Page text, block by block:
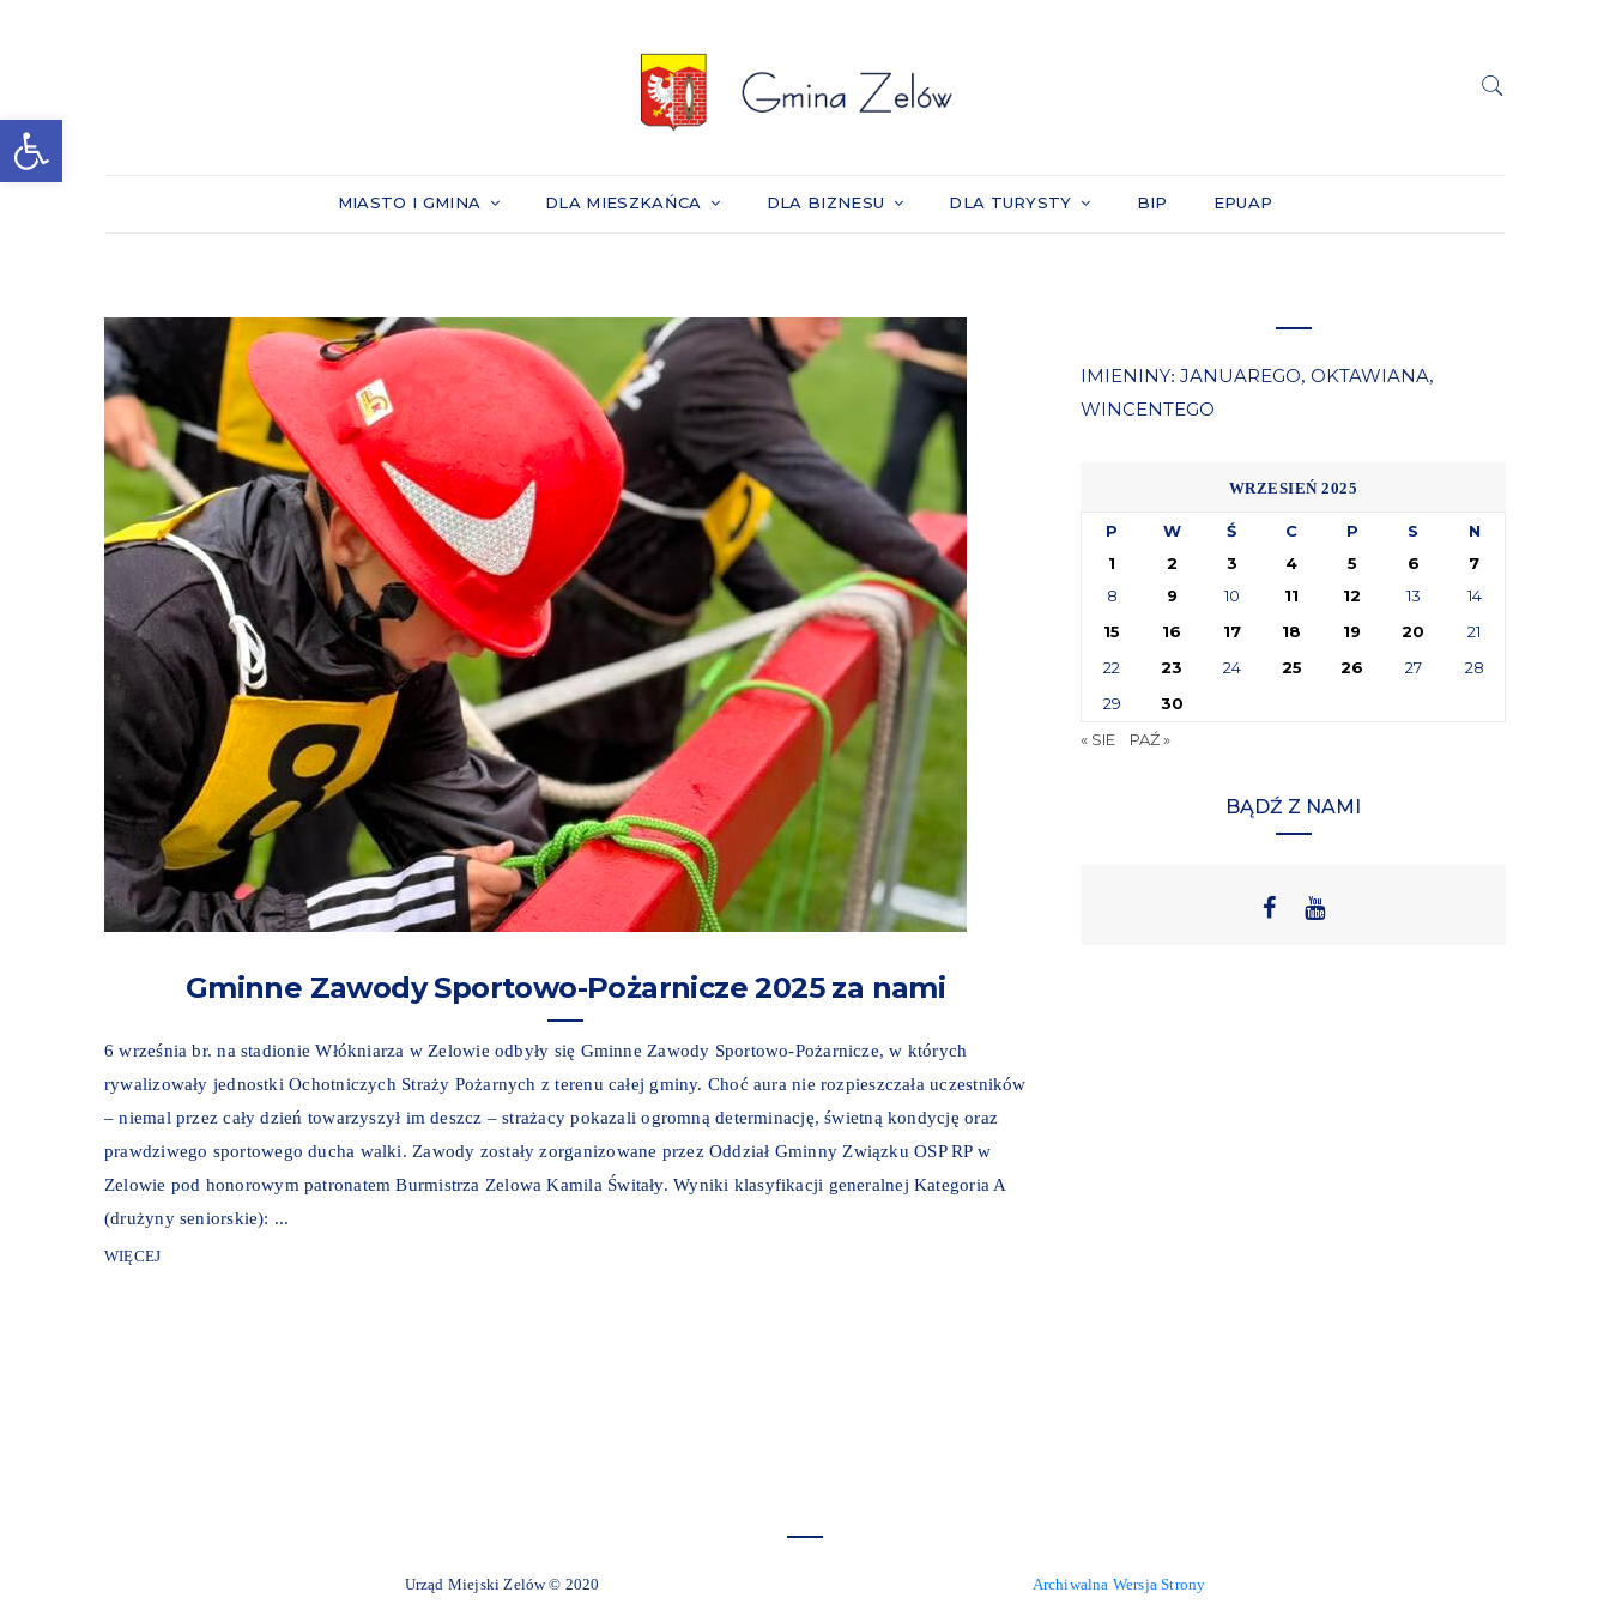
Otwórz pasek narzędzi
MIASTO I GMINA DLA MIESZKAŃCA DLA BIZNESU DLA TURYSTY BIP EPUAP
Gminne Zawody Sportowo-Pożarnicze 2025 za nami
6 września br. na stadionie Włókniarza w Zelowie odbyły się Gminne Zawody Sportowo-Pożarnicze, w których
rywalizowały jednostki Ochotniczych Straży Pożarnych z terenu całej gminy. Choć aura nie rozpieszczała uczestników
– niemal przez cały dzień towarzyszył im deszcz – strażacy pokazali ogromną determinację, świetną kondycję oraz
prawdziwego sportowego ducha walki. Zawody zostały zorganizowane przez Oddział Gminny Związku OSP RP w
Zelowie pod honorowym patronatem Burmistrza Zelowa Kamila Świtały. Wyniki klasyfikacji generalnej Kategoria A
(drużyny seniorskie): ...
WIĘCEJ
IMIENINY: JANUAREGO, OKTAWIANA,
WINCENTEGO
WRZESIEŃ 2025
P W Ś C P S
N
1
2 3 4 5 6
7
8
9 10 11 12 13
14
15
16 17 18 19 20
21
22
23 24 25 26 27
28
29
30
« SIE
PAŹ »
BĄDŹ Z NAMI
Urząd Miejski Zelów © 2020 Archiwalna Wersja Strony